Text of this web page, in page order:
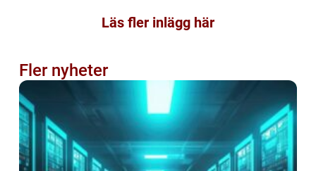
Läs fler inlägg här
Fler nyheter